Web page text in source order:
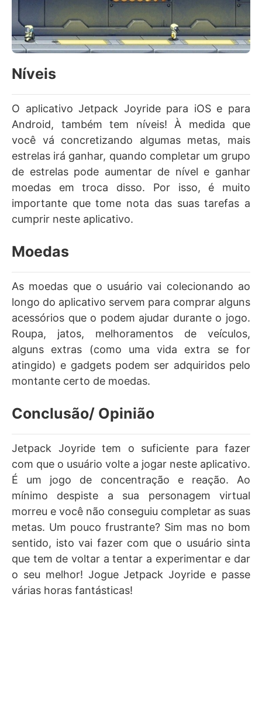
Níveis
O aplicativo Jetpack Joyride para iOS e para
Android, também tem níveis! À medida que
você vá concretizando algumas metas, mais
estrelas irá ganhar, quando completar um grupo
de estrelas pode aumentar de nível e ganhar
moedas em troca disso. Por isso, é muito
importante que tome nota das suas tarefas a
cumprir neste aplicativo.
Moedas
As moedas que o usuário vai colecionando ao
longo do aplicativo servem para comprar alguns
acessórios que o podem ajudar durante o jogo.
Roupa, jatos, melhoramentos de veículos,
alguns extras (como uma vida extra se for
atingido) e gadgets podem ser adquiridos pelo
montante certo de moedas.
Conclusão/ Opinião
Jetpack Joyride tem o suficiente para fazer
com que o usuário volte a jogar neste aplicativo.
É um jogo de concentração e reação. Ao
mínimo despiste a sua personagem virtual
morreu e você não conseguiu completar as suas
metas. Um pouco frustrante? Sim mas no bom
sentido, isto vai fazer com que o usuário sinta
que tem de voltar a tentar a experimentar e dar
o seu melhor! Jogue Jetpack Joyride e passe
várias horas fantásticas!